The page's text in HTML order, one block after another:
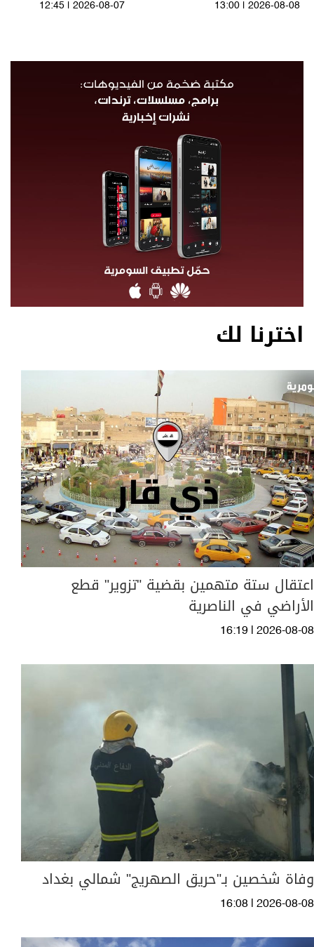
13:00 | 2026-08-08
12:45 | 2026-08-07
اخترنا لك
اعتقال ستة متهمين بقضية "تزوير" قطع
الأراضي في الناصرية
16:19 | 2026-08-08
وفاة شخصين بـ"حريق الصهريج" شمالي بغداد
16:08 | 2026-08-08